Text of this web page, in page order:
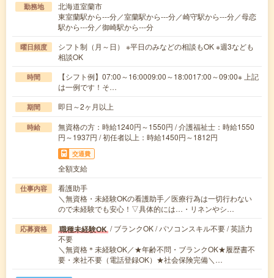
勤務地
北海道室蘭市
東室蘭駅から---分／室蘭駅から---分／崎守駅から---分／母恋
駅から---分／御崎駅から---分
曜日頻度
シフト制（月～日） ※平日のみなどの相談もOK ※週3なども
相談OK
時間
【シフト例】07:00～16:0009:00～18:0017:00～09:00※ 上記
は一例です！そ…
期間 即日～2ヶ月以上
時給
無資格の方：時給1240円～1550円 / 介護福祉士：時給1550
円～1937円 / 初任者以上：時給1450円～1812円
交通費
全額支給
仕事内容
看護助手
＼無資格・未経験OKの看護助手／医療行為は一切行わない
ので未経験でも安心！▽具体的には…・リネンやシ…
応募資格 職種未経験OK / ブランクOK / パソコンスキル不要 / 英語力
不要
＼無資格＊未経験OK／★年齢不問・ブランクOK★履歴書不
要・来社不要（電話登録OK）★社会保険完備＼…